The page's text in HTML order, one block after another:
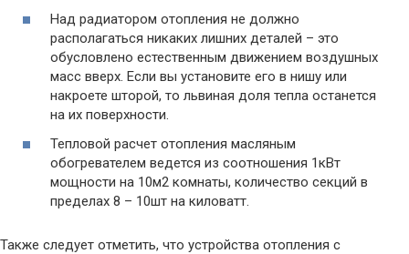
Над радиатором отопления не должно
располагаться никаких лишних деталей – это
обусловлено естественным движением воздушных
масс вверх. Если вы установите его в нишу или
накроете шторой, то львиная доля тепла останется
на их поверхности.
Тепловой расчет отопления масляным
обогревателем ведется из соотношения 1кВт
мощности на 10м2 комнаты, количество секций в
пределах 8 – 10шт на киловатт.
Также следует отметить, что устройства отопления с